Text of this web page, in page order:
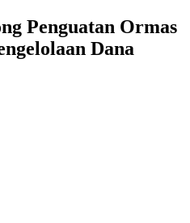
Penguatan Ormas
Dana